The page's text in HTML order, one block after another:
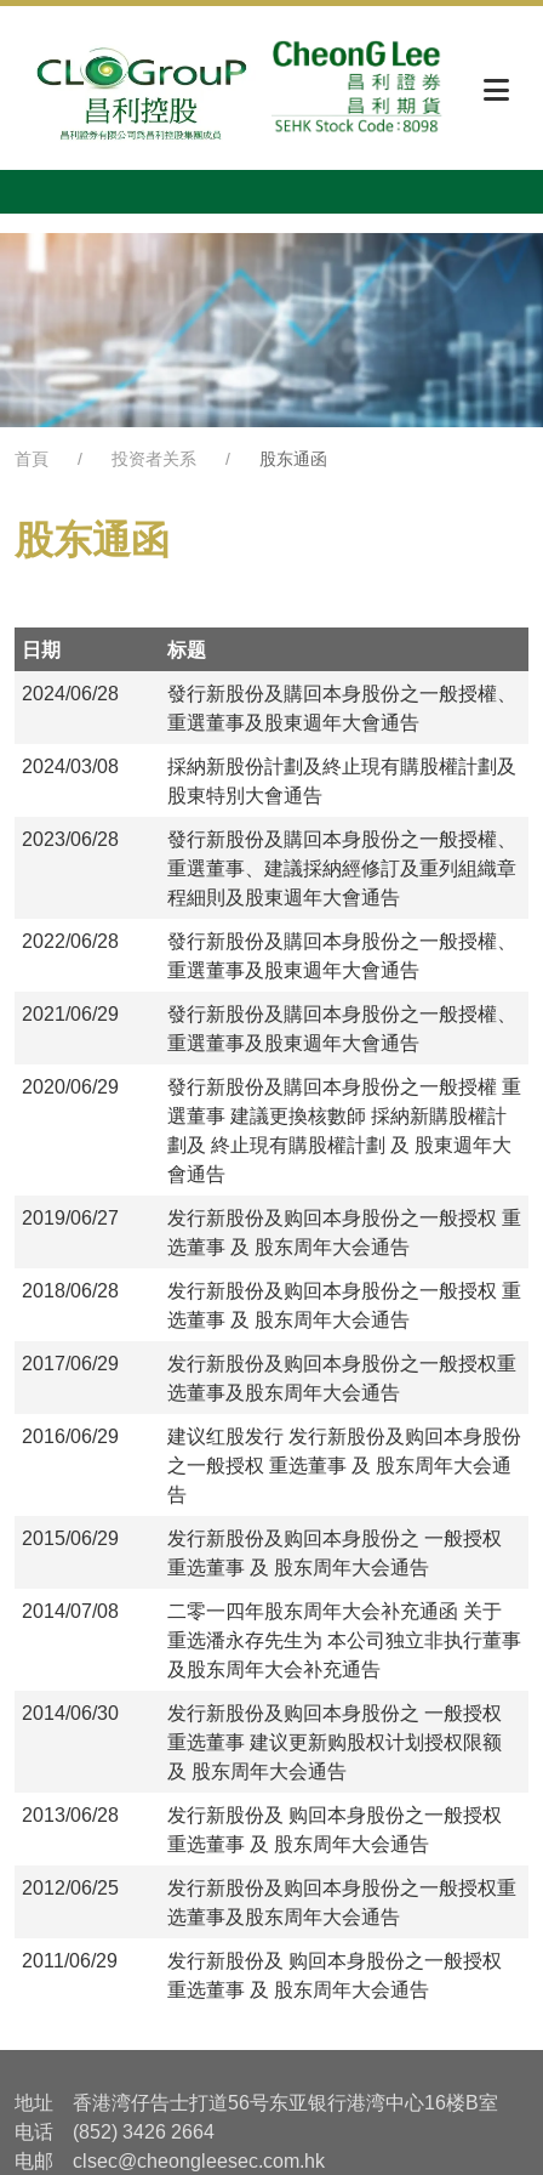
首頁 投资者关系 股东通函
股东通函
日期
标题
2024/06/28
發行新股份及購回本身股份之一般授權、
重選董事及股東週年大會通告
2024/03/08
採納新股份計劃及終止現有購股權計劃及
股東特別大會通告
2023/06/28
發行新股份及購回本身股份之一般授權、
重選董事、建議採納經修訂及重列組織章
程細則及股東週年大會通告
2022/06/28
發行新股份及購回本身股份之一般授權、
重選董事及股東週年大會通告
2021/06/29
發行新股份及購回本身股份之一般授權、
重選董事及股東週年大會通告
2020/06/29
發行新股份及購回本身股份之一般授權 重
選董事 建議更換核數師 採納新購股權計
劃及 終止現有購股權計劃 及 股東週年大
會通告
2019/06/27
发行新股份及购回本身股份之一般授权 重
选董事 及 股东周年大会通告
2018/06/28
发行新股份及购回本身股份之一般授权 重
选董事 及 股东周年大会通告
2017/06/29
发行新股份及购回本身股份之一般授权重
选董事及股东周年大会通告
2016/06/29
建议红股发行 发行新股份及购回本身股份
之一般授权 重选董事 及 股东周年大会通
告
2015/06/29
发行新股份及购回本身股份之 一般授权
重选董事 及 股东周年大会通告
2014/07/08
二零一四年股东周年大会补充通函 关于
重选潘永存先生为 本公司独立非执行董事
及股东周年大会补充通告
2014/06/30
发行新股份及购回本身股份之 一般授权
重选董事 建议更新购股权计划授权限额
及 股东周年大会通告
2013/06/28
发行新股份及 购回本身股份之一般授权
重选董事 及 股东周年大会通告
2012/06/25
发行新股份及购回本身股份之一般授权重
选董事及股东周年大会通告
2011/06/29
发行新股份及 购回本身股份之一般授权
重选董事 及 股东周年大会通告
地址 香港湾仔告士打道56号东亚银行港湾中心16楼B室
电话 (852) 3426 2664
电邮 clsec@cheongleesec.com.hk